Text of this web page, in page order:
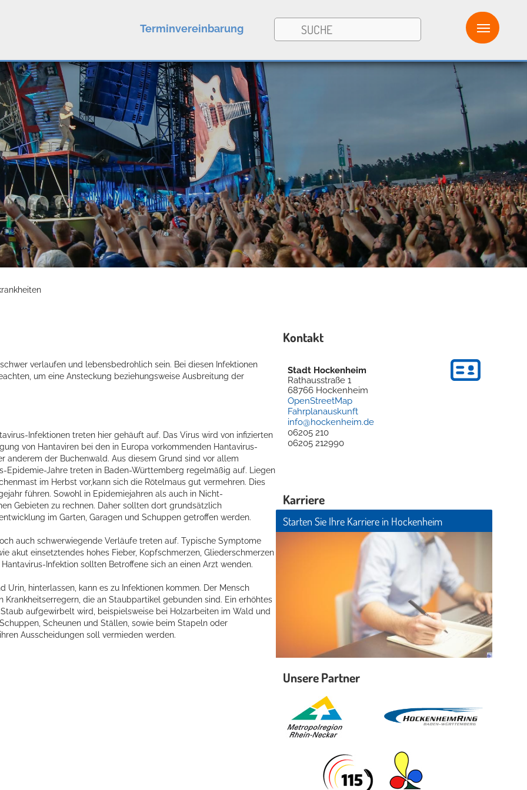
Terminvereinbarung
verlaufen und lebensbedrohlich sein. Bei diesen Infektionen
um eine Ansteckung beziehungsweise Ausbreitung der
Infektionen treten hier gehäuft auf. Das Virus wird von infizierten
von Hantaviren bei den in Europa vorkommenden Hantavirus-
der Buchenwald. Aus diesem Grund sind vor allem
Epidemie-Jahre treten in Baden-Württemberg regelmäßig auf. Liegen
im Herbst vor,kann sich die Rötelmaus gut vermehren. Dies
führen. Sowohl in Epidemiejahren als auch in Nicht-
Gebieten zu rechnen. Daher sollten dort grundsätzlich
im Garten, Garagen und Schuppen getroffen werden.
auch schwerwiegende Verläufe treten auf. Typische Symptome
akut einsetztendes hohes Fieber, Kopfschmerzen, Gliederschmerzen
Infektion sollten Betroffene sich an einen Arzt wenden.
hinterlassen, kann es zu Infektionen kommen. Der Mensch
die an Staubpartikel gebunden sind. Ein erhöhtes
aufgewirbelt wird, beispielsweise bei Holzarbeiten im Wald und
Scheunen und Ställen, sowie beim Stapeln oder
Ausscheidungen soll vermieden werden.
Kontakt
Stadt Hockenheim
Rathausstraße 1
68766 Hockenheim
OpenStreetMap
Fahrplanauskunft
info@hockenheim.de
06205 210
06205 212990
Karriere
Starten Sie Ihre Karriere in Hockenheim
Unsere Partner